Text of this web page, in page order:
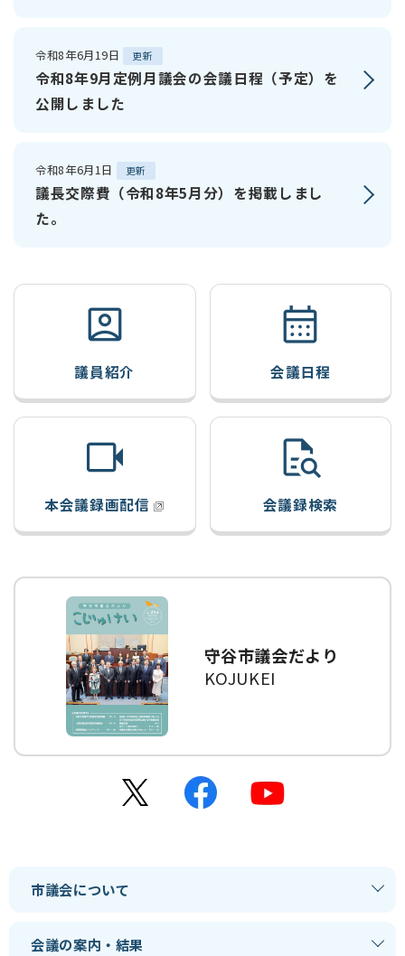
令和8年6月19日 更新
令和8年9月定例月議会の会議日程（予定）を
公開しました
令和8年6月1日 更新
議長交際費（令和8年5月分）を掲載しまし
た。
議員紹介 会議日程
本会議録画配信 会議録検索
守谷市議会だより
KOJUKEI
市議会について
会議の案内・結果